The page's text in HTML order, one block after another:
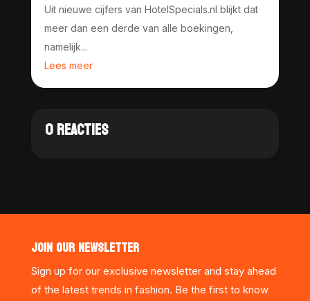
Uit nieuwe cijfers van HotelSpecials.nl blijkt dat
meer dan een derde van alle boekingen,
namelijk...
Lees meer
0 REACTIES
JOIN OUR NEWSLETTER
Sign up for our exclusive newsletter and stay ahead
of the latest trends in fashion. Be the first to know